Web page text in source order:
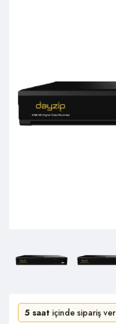
5 saat içinde sipariş ver